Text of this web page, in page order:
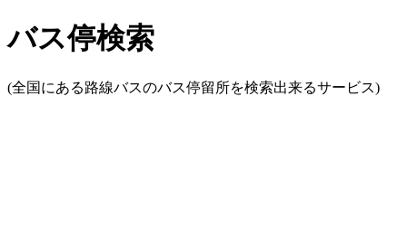
バス停検索
(全国にある路線バスのバス停留所を検索出来るサービス)